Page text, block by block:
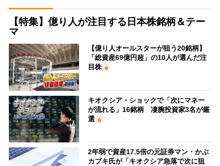
【特集】億り人が注目する日本株銘柄＆テー
マ
【億り人オールスターが狙う20銘柄】
「総資産69億円超」の10人が選んだ注
目株
キオクシア・ショックで「次にマネー
が流れる」16銘柄 凄腕投資家3名が厳
選
2年弱で資産17.5倍の元証券マン・かぶ
カブキ氏が「キオクシア急落で次に狙